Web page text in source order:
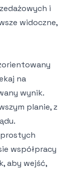
i
widoczne,
na
wynik.
planie, z
prostych
współpracy
aby wejść,